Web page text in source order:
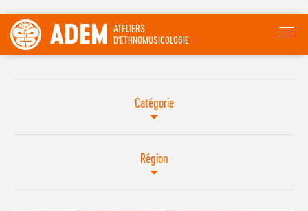
ADEM ATELIERS
D'ETHNOMUSICOLOGIE
Catégorie
Région